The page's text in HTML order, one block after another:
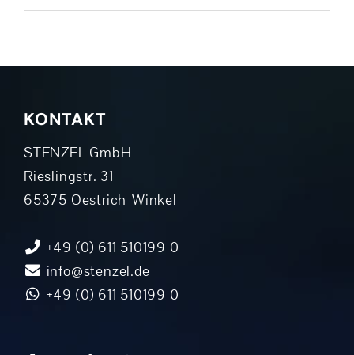
KONTAKT
STENZEL GmbH
Rieslingstr. 31
65375 Oestrich-Winkel
+49 (0) 611 510199 0
info@stenzel.de
+49 (0) 611 510199 0